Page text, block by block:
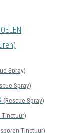
Spray)
Spray)
(Rescue Spray)
Tinctuur)
Tinctuur)